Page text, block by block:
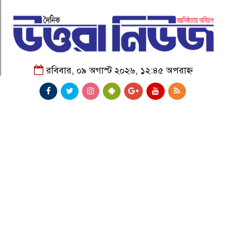
রবিবার, ০৯ অগাস্ট ২০২৬, ১২:৪৫ অপরাহ্ন